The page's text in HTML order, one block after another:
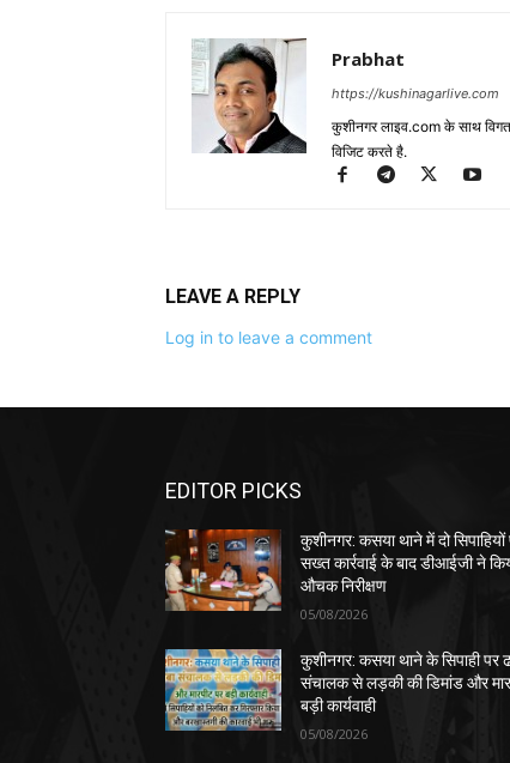
Prabhat
https://kushinagarlive.com
कुशीनगर लाइव.com के साथ विगत
विजिट करते है.
LEAVE A REPLY
Log in to leave a comment
EDITOR PICKS
कुशीनगर: कसया थाने में दो सिपाहियों
सख्त कार्रवाई के बाद डीआईजी ने
औचक निरीक्षण
05/08/2026
कुशीनगर: कसया थाने के सिपाही पर
संचालक से लड़की की डिमांड और
बड़ी कार्यवाही
05/08/2026